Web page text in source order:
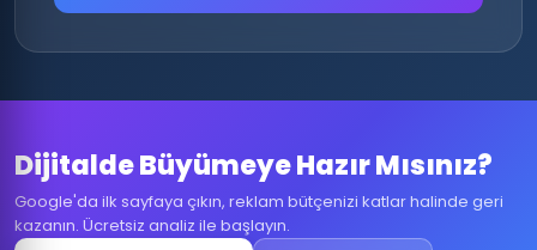
Dijitalde Büyümeye Hazır Mısınız?
Google'da ilk sayfaya çıkın, reklam bütçenizi katlar halinde geri
kazanın. Ücretsiz analiz ile başlayın.